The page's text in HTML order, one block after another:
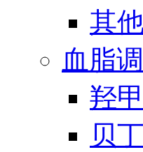
其
血脂
羟
贝